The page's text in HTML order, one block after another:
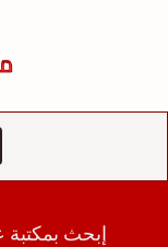
إبحث بمكتبة